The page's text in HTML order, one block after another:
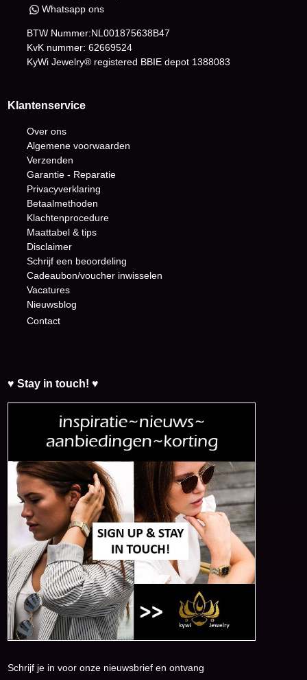
Whatsapp ons
BTW Nummer:NL001875638B47
KvK nummer: 62669524
KyWi Jewelry® registered BBIE depot 1388083
Klantenservice
Over ons
Algemene voorwaarden
Verzenden
Garantie - Reparatie
Privacyverklaring
Betaalmethoden
Klachtenprocedure
Maattabel & tips
Disclaimer
Schrijf een beoordeling
Cadeaubon/voucher inwisselen
Vacatures
Nieuwsblog
Contact
♥ Stay in touch! ♥
Schrijf je in voor onze nieuwsbrief en ontvang